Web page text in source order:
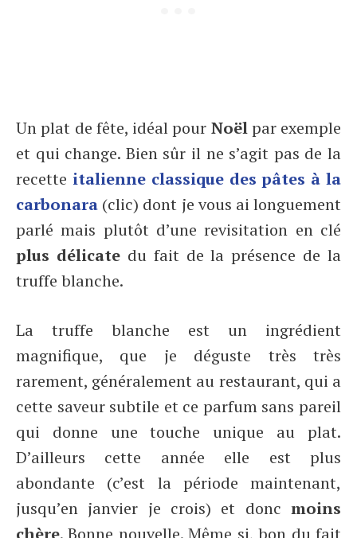
Un plat de fête, idéal pour Noëlpar exemple
et qui change. Bien sûr il ne s’agit pas de la
recette italienne classique des pâtes à la
carbonara (clic) dont je vous ai longuement
parlé mais plutôt d’une revisitation en clé
plus délicatedu fait de la présence de la
truffe blanche.
La truffe blanche est un ingrédient
magnifique, que je déguste très très
rarement, généralement au restaurant, qui a
cette saveur subtile et ce parfum sans pareil
qui donne une touche unique au plat.
D’ailleurs cette année elle est plus
abondante (c’est la période maintenant,
jusqu’en janvier je crois) et donc moins
chère. Bonne nouvelle. Même si, bon du fait